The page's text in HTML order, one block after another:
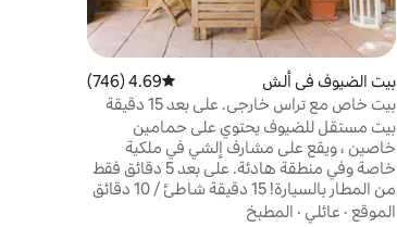
بيت الضيوف في ألش متوسط التقييم 4.69 من 5، 746 مراجعات
4.69 (746)
بيت خاص مع تراس خارجي. على بعد 15 دقيقة
من الشاطئ
بيت مستقل للضيوف يحتوي على حمامين
خاصين ، ويقع على مشارف إلشي في ملكية
خاصة وفي منطقة هادئة. على بعد 5 دقائق فقط
من المطار بالسيارة! 15 دقيقة شاطئ / 10 دقائق
الموقع · عائلي · المطبخ